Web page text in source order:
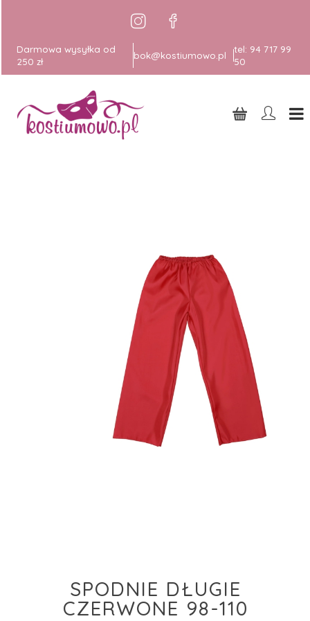
Darmowa wysyłka od
250 zł
bok@kostiumowo.pl
tel: 94 717 99
50
SPODNIE DŁUGIE
CZERWONE 98-110